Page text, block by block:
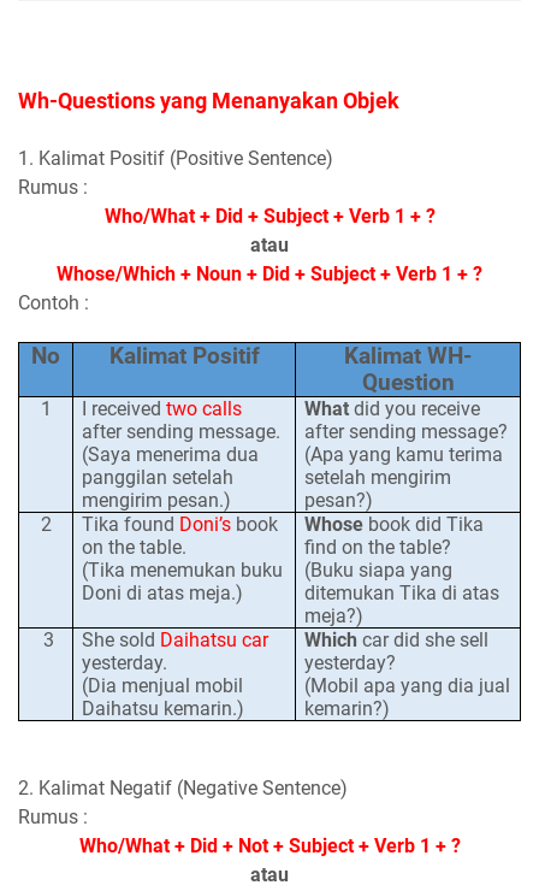
Wh-Questionsyang Menanyakan Objek
1. Kalimat Positif (Positive Sentence)
Rumus :
Who/What + Did + Subject + Verb 1 + ?
atau
Whose/Which + Noun + Did + Subject + Verb 1 + ?
Contoh :
No Kalimat Positif
Kalimat WH-
Question
1 I receivedtwo calls
after sending message.
(Saya menerima dua
panggilan setelah
mengirim pesan.)
Whatdid you receive
after sending message?
(Apa yang kamu terima
setelah mengirim
pesan?)
2
Tika found Doni’s book
on the table.
(Tika menemukan buku
Doni di atas meja.)
Whose book did Tika
find on the table?
(Buku siapa yang
ditemukan Tika di atas
meja?)
3
She sold Daihatsu car
yesterday.
(Dia menjual mobil
Daihatsu kemarin.)
Whichcar didshe sell
yesterday?
(Mobil apa yang dia jual
kemarin?)
2. Kalimat Negatif (Negative Sentence)
Rumus :
Who/What + Did + Not + Subject + Verb 1 + ?
atau